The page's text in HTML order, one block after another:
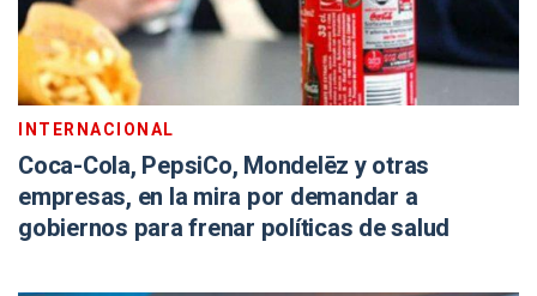
INTERNACIONAL
Coca-Cola, PepsiCo, Mondelēz y otras
empresas, en la mira por demandar a
gobiernos para frenar políticas de salud